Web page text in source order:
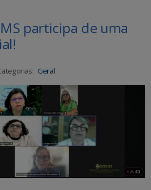
participa de uma
Geral